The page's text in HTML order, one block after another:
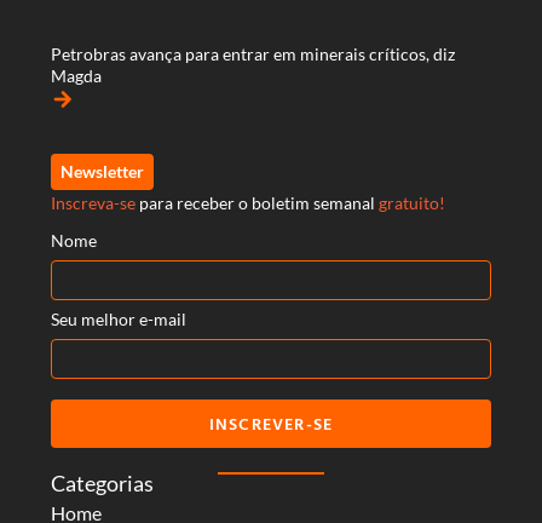
Categorias
Home
Petrobras avança para entrar em minerais críticos, diz
Magda
arrow_forward
Newsletter
Inscreva-se para receber o boletim semanal gratuito!
Nome
Seu melhor e-mail
INSCREVER-SE